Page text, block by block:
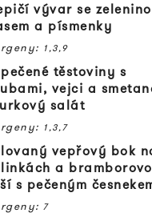
vývar se
a písmenky
1,3,9
těstoviny s
vejci a
salát
1,3,7
vepřový bok
a
s pečeným
7